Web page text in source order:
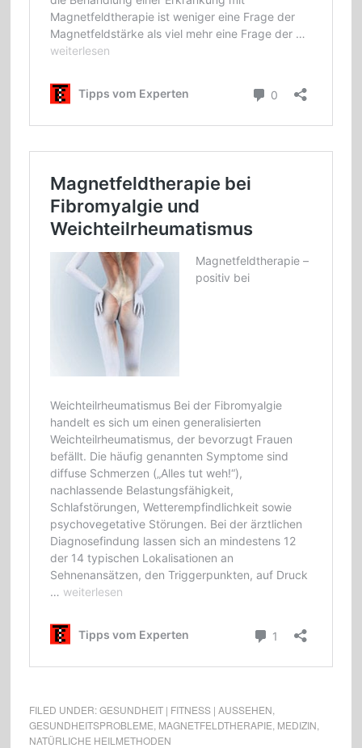
FILED UNDER:GESUNDHEIT | FITNESS | AUSSEHEN
GESUNDHEITSPROBLEME MAGNETFELDTHERAPIE MEDIZIN
NATÜRLICHE HEILMETHODEN